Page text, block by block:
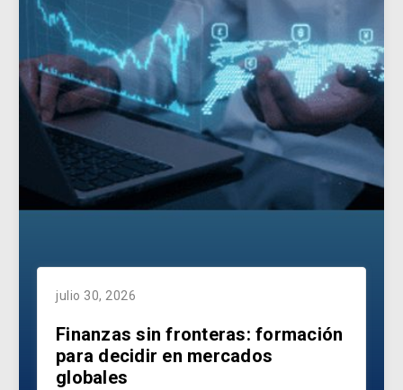
julio 30, 2026
Finanzas sin fronteras: formación
para decidir en mercados
globales